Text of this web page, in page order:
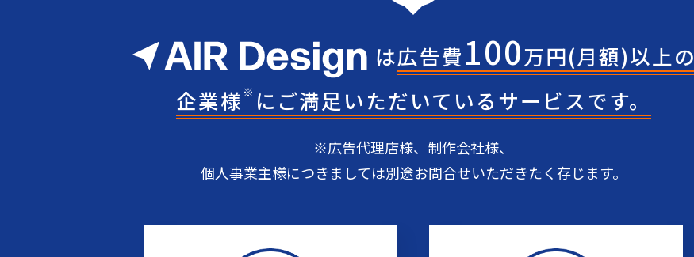
は広告費100万円(月額)以上の
企業様 ※ にご満足いただいているサービスです。
※広告代理店様、制作会社様、
個人事業主様につきましては別途お問合せいただきたく存じます。